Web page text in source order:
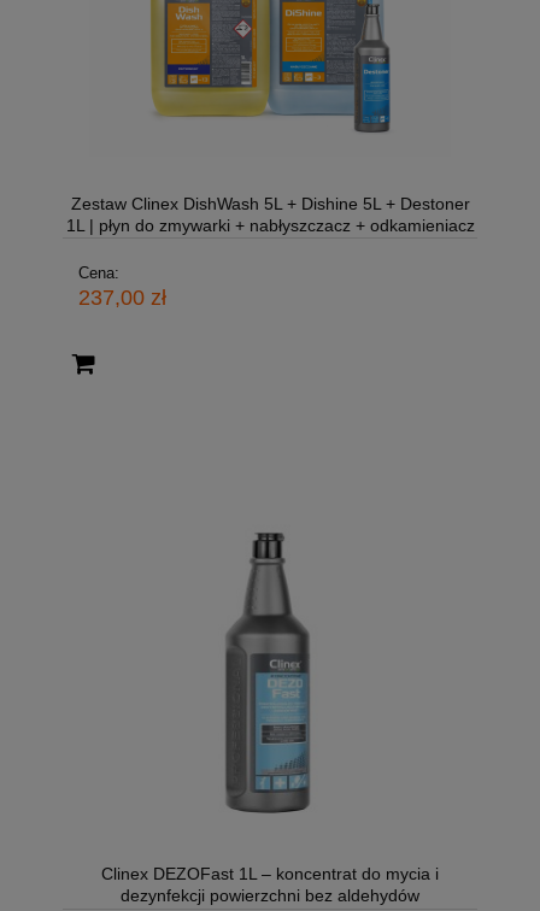
Zestaw Clinex DishWash 5L + Dishine 5L + Destoner
1L | płyn do zmywarki + nabłyszczacz + odkamieniacz
Cena:
237,00 zł
Clinex DEZOFast 1L – koncentrat do mycia i
dezynfekcji powierzchni bez aldehydów